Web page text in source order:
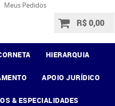
Meus Pedidos
R$ 0,00
HIERARQUIA
APOIO JURÍDICO
& ESPECIALIDADES